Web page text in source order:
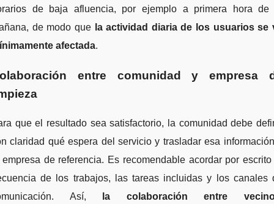
de baja afluencia, por ejemplo a primera hora de
de modo que la actividad diaria de los usuarios se
afectada.
entre comunidad y empresa
que el resultado sea satisfactorio, la comunidad debe
claridad qué espera del servicio y trasladar esa
de referencia. Es recomendable acordar por
de los trabajos, las tareas incluidas y los canales
Así,
la colaboración entre